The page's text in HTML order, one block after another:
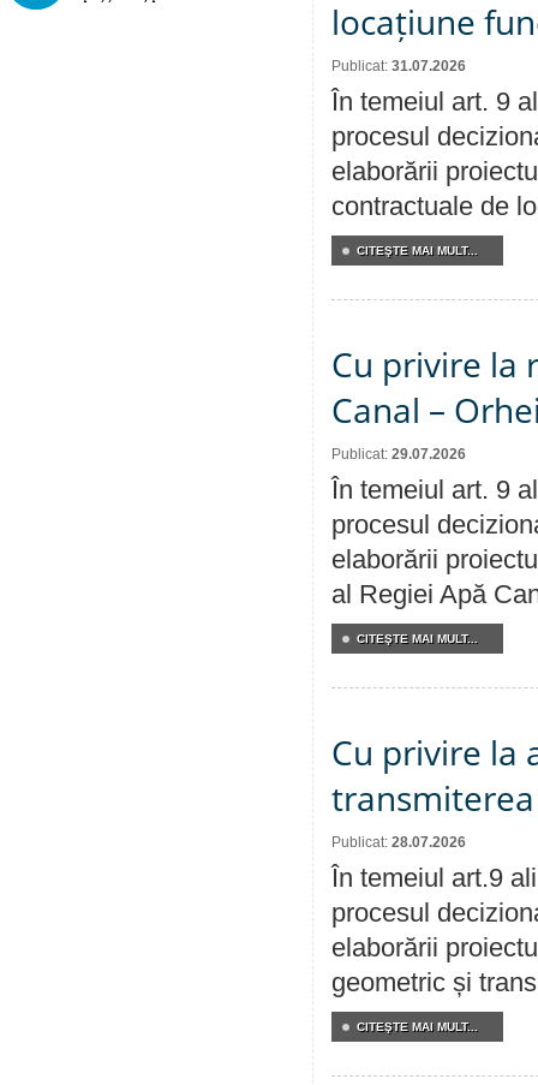
locațiune
Publicat: 31.07.2026
În temeiul art. 9
procesul
elaborării
contractuale de
CITEŞTE MAI MULT...
Cu privire la
Canal –
Publicat: 29.07.2026
În temeiul art. 9
procesul
elaborării
al Regiei Apă
CITEŞTE MAI MULT...
Cu privire la
Publicat: 28.07.2026
În temeiul art.9
procesul
elaborării
geometric și
CITEŞTE MAI MULT...